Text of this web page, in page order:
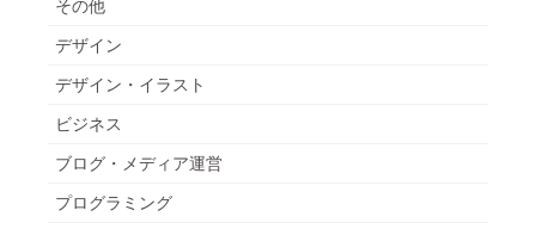
その他
デザイン
デザイン・イラスト
ビジネス
ブログ・メディア運営
プログラミング